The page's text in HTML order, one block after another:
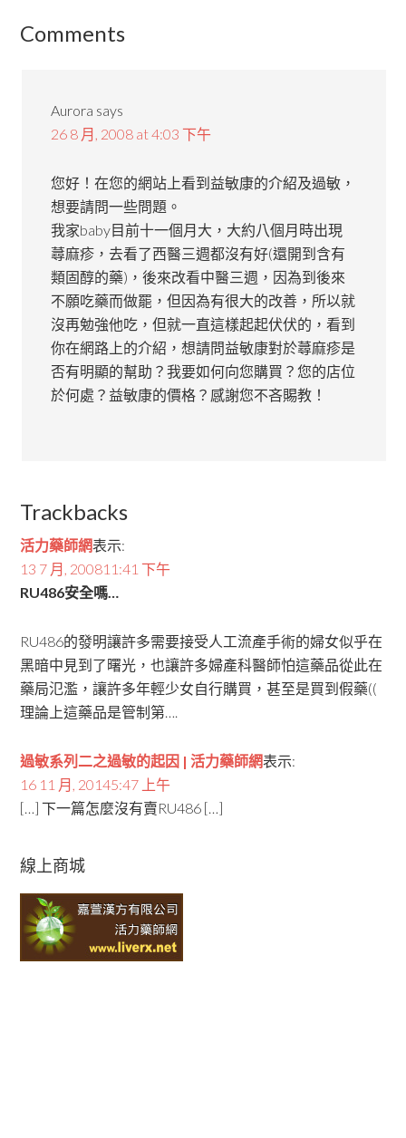
Comments
Aurora says
26 8 月, 2008 at 4:03 下午
您好！在您的網站上看到益敏康的介紹及過敏，
想要請問一些問題。
我家baby目前十一個月大，大約八個月時出現
蕁麻疹，去看了西醫三週都沒有好(還開到含有
類固醇的藥)，後來改看中醫三週，因為到後來
不願吃藥而做罷，但因為有很大的改善，所以就
沒再勉強他吃，但就一直這樣起起伏伏的，看到
你在網路上的介紹，想請問益敏康對於蕁麻疹是
否有明顯的幫助？我要如何向您購買？您的店位
於何處？益敏康的價格？感謝您不吝賜教！
Trackbacks
活力藥師網表示:
13 7 月, 200811:41 下午
RU486安全嗎…
RU486的發明讓許多需要接受人工流產手術的婦女似乎在
黑暗中見到了曙光，也讓許多婦產科醫師怕這藥品從此在
藥局氾濫，讓許多年輕少女自行購買，甚至是買到假藥((
理論上這藥品是管制第….
過敏系列二之過敏的起因 | 活力藥師網表示:
16 11 月, 20145:47 上午
[…] 下一篇怎麼沒有賣RU486 […]
線上商城